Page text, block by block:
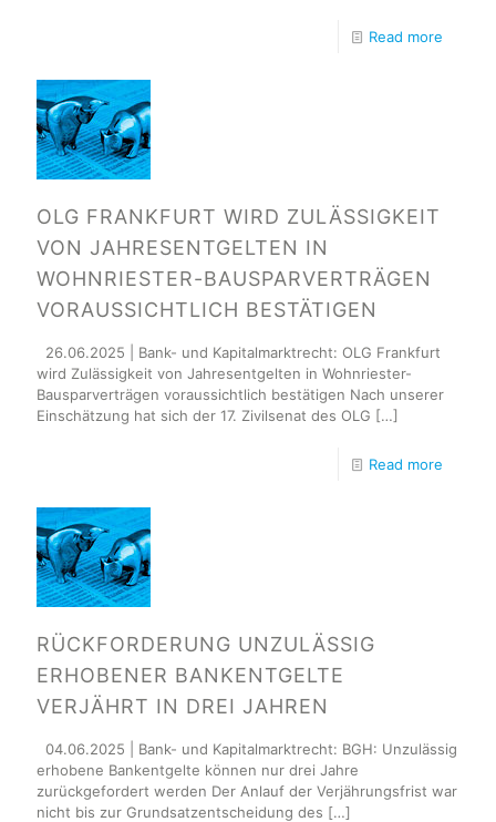
Read more
OLG FRANKFURT WIRD ZULÄSSIGKEIT
VON JAHRESENTGELTEN IN
WOHNRIESTER-BAUSPARVERTRÄGEN
VORAUSSICHTLICH BESTÄTIGEN
26.06.2025 | Bank- und Kapitalmarktrecht: OLG Frankfurt
wird Zulässigkeit von Jahresentgelten in Wohnriester-
Bausparverträgen voraussichtlich bestätigen Nach unserer
Einschätzung hat sich der 17. Zivilsenat des OLG […]
Read more
RÜCKFORDERUNG UNZULÄSSIG
ERHOBENER BANKENTGELTE
VERJÄHRT IN DREI JAHREN
04.06.2025 | Bank- und Kapitalmarktrecht: BGH: Unzulässig
erhobene Bankentgelte können nur drei Jahre
zurückgefordert werden Der Anlauf der Verjährungsfrist war
nicht bis zur Grundsatzentscheidung des […]